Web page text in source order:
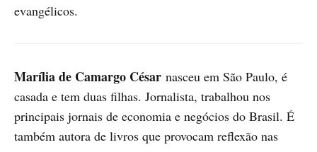
evangélicos.
Marília de Camargo César nasceu em São Paulo, é
casada e tem duas filhas. Jornalista, trabalhou nos
principais jornais de economia e negócios do Brasil. É
também autora de livros que provocam reflexão nas